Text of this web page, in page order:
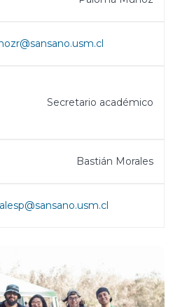
Secretario académico
Bastián Morales